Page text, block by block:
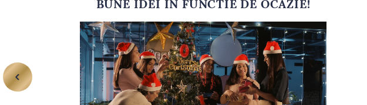
BUNE IDEI IN FUNCTIE DE OCAZIE!